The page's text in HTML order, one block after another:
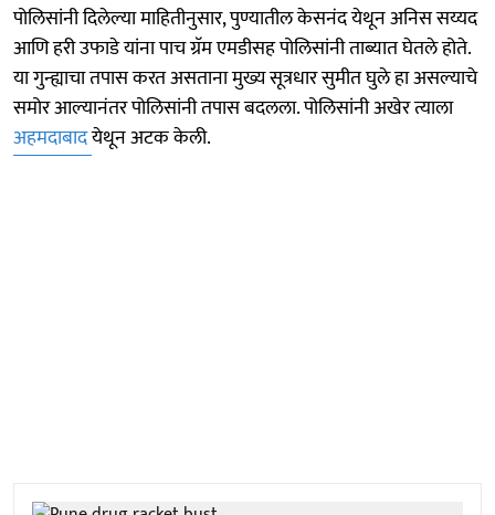
पोलिसांनी दिलेल्या माहितीनुसार, पुण्यातील केसनंद येथून अनिस सय्यद
आणि हरी उफाडे यांना पाच ग्रॅम एमडीसह पोलिसांनी ताब्यात घेतले होते.
या गुन्ह्याचा तपास करत असताना मुख्य सूत्रधार सुमीत घुले हा असल्याचे
समोर आल्यानंतर पोलिसांनी तपास बदलला. पोलिसांनी अखेर त्याला
अहमदाबादयेथून अटक केली.